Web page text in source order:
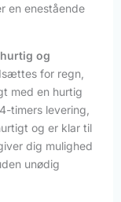
en enestående
og
for regn,
med en hurtig
timers levering,
og er klar til
dig mulighed
unødig